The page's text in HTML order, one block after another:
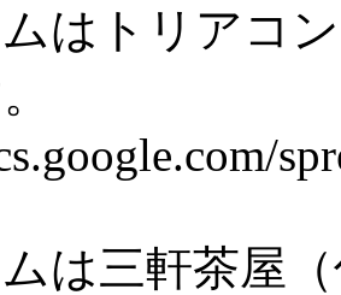
はトリアコ
は三軒茶屋